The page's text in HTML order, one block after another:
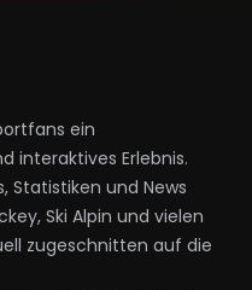
ein
interaktives Erlebnis.
Statistiken und News
Ski Alpin und vielen
zugeschnitten auf die